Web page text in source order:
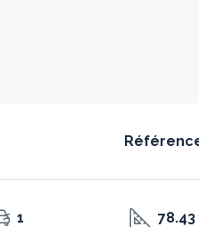
1
78.43